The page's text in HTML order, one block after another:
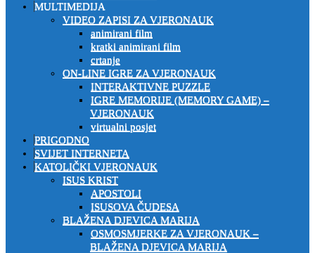
MULTIMEDIJA
VIDEO ZAPISI ZA VJERONAUK
animirani film
kratki animirani film
crtanje
ON-LINE IGRE ZA VJERONAUK
INTERAKTIVNE PUZZLE
IGRE MEMORIJE (MEMORY GAME) –
VJERONAUK
virtualni posjet
PRIGODNO
SVIJET INTERNETA
KATOLIČKI VJERONAUK
ISUS KRIST
APOSTOLI
ISUSOVA ČUDESA
BLAŽENA DJEVICA MARIJA
OSMOSMJERKE ZA VJERONAUK –
BLAŽENA DJEVICA MARIJA